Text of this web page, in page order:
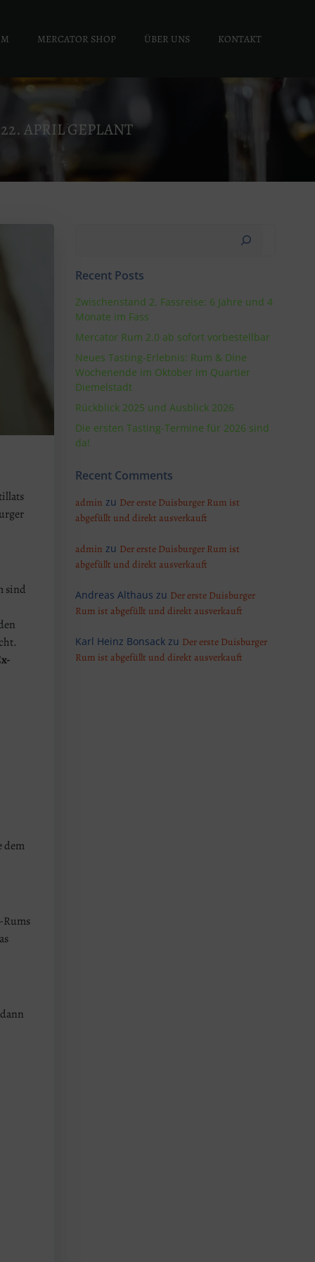
MERCATOR SHOP ÜBER UNS KONTAKT
APRIL GEPLANT
sind
dem
Rums
Recent Posts
Zwischenstand 2. Fassreise: 6 Jahre und 4
Monate im Fass
Mercator Rum 2.0 ab sofort vorbestellbar
Neues Tasting-Erlebnis: Rum & Dine
Wochenende im Oktober im Quartier
Diemelstadt
Rückblick 2025 und Ausblick 2026
Die ersten Tasting-Termine für 2026 sind
da!
Recent Comments
admin zu Der erste Duisburger Rum ist
abgefüllt und direkt ausverkauft
admin zu Der erste Duisburger Rum ist
abgefüllt und direkt ausverkauft
Andreas Althaus zu Der erste Duisburger
Rum ist abgefüllt und direkt ausverkauft
Karl Heinz Bonsackzu Der erste Duisburger
Rum ist abgefüllt und direkt ausverkauft